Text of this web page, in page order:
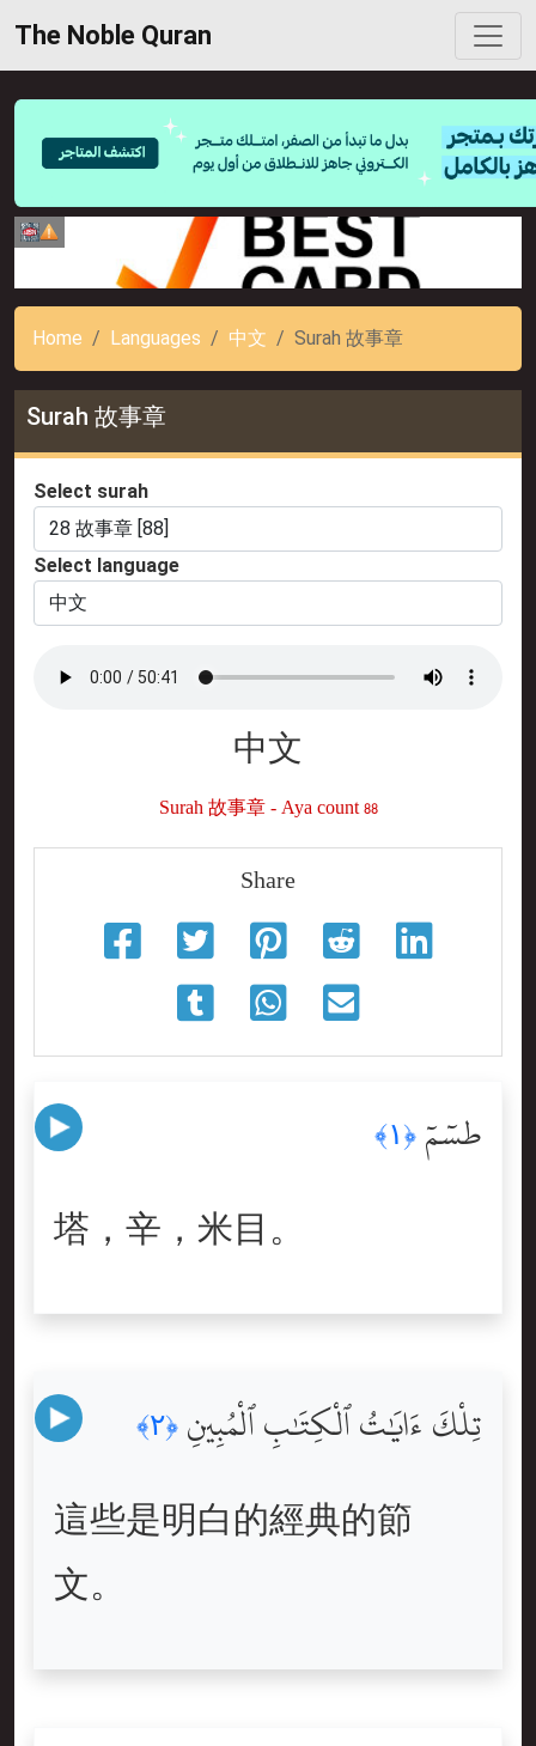
The Noble Quran
Home Languages 中文 Surah 故事章
Surah 故事章
Select surah
Select language
中文
Surah 故事章 - Aya count 88
Share
طسٓمٓ ﴿١﴾
塔，辛，米目。
تِلْكَ ءَايَٰتُ ٱلْكِتَٰبِ ٱلْمُبِينِ ﴿٢﴾
這些是明白的經典的節
文。